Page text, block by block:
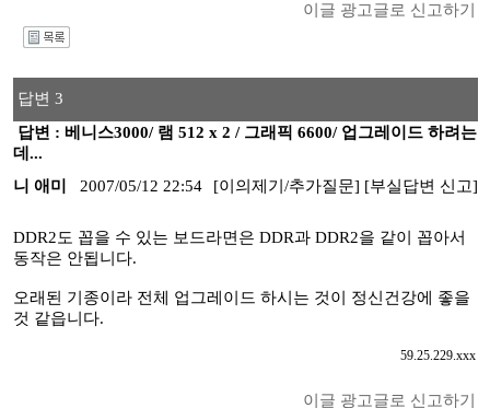
이글 광고글로 신고하기
답변 3
답변 : 베니스3000/ 램 512 x 2 / 그래픽 6600/ 업그레이드 하려는
데...
니 애미
2007/05/12 22:54 [이의제기/추가질문] [부실답변 신고]
DDR2도 꼽을 수 있는 보드라면은 DDR과 DDR2을 같이 꼽아서
동작은 안됩니다.
오래된 기종이라 전체 업그레이드 하시는 것이 정신건강에 좋을
것 같읍니다.
59.25.229.xxx
이글 광고글로 신고하기